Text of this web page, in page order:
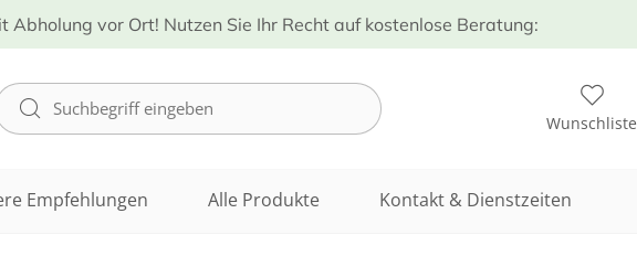
Abholung vor Ort! Nutzen Sie Ihr Recht auf kostenlose Beratung:
Wunschliste
Empfehlungen Alle Produkte Kontakt & Dienstzeiten